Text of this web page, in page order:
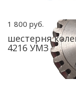
1 800 руб.
шестерня
4216 УМЗ